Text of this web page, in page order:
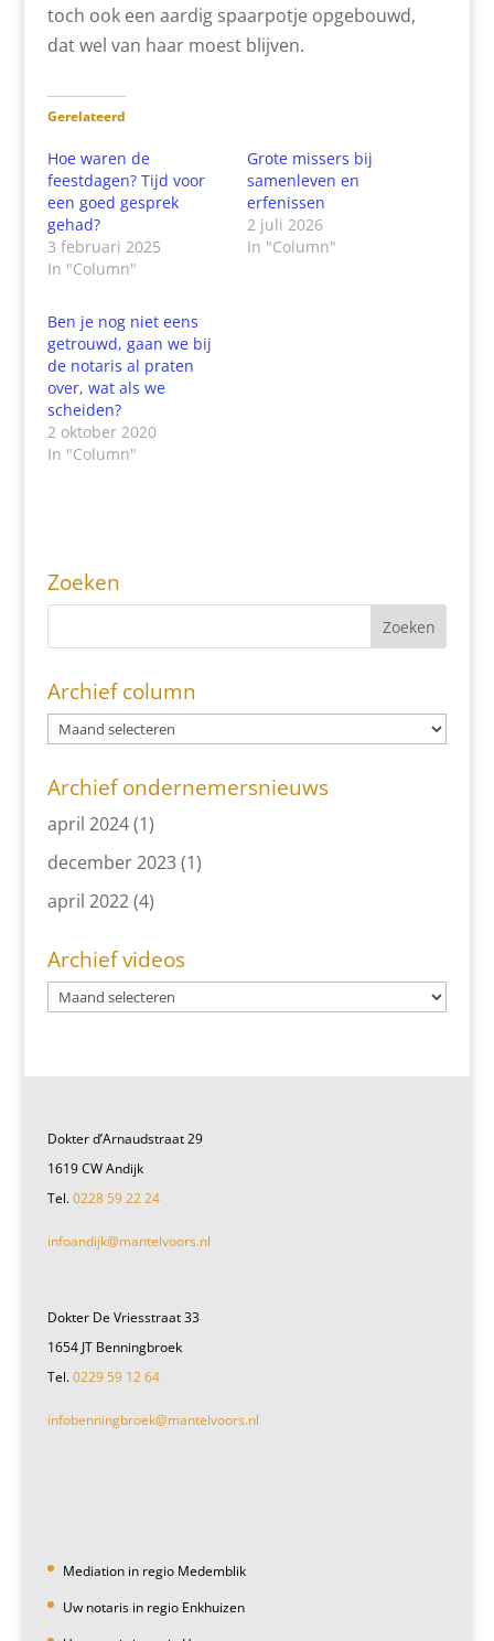
toch ook een aardig spaarpotje opgebouwd,
dat wel van haar moest blijven.
Gerelateerd
Hoe waren de
feestdagen? Tijd voor
een goed gesprek
gehad?
3 februari 2025
In "Column"
Grote missers bij
samenleven en
erfenissen
2 juli 2026
In "Column"
Ben je nog niet eens
getrouwd, gaan we bij
de notaris al praten
over, wat als we
scheiden?
2 oktober 2020
In "Column"
Zoeken
Archief column
Archief ondernemersnieuws
april 2024(1)
december 2023(1)
april 2022(4)
Archief videos
Dokter d’Arnaudstraat 29
1619 CW Andijk
Tel.0228 59 22 24
infoandijk@mantelvoors.nl
Dokter De Vriesstraat 33
1654 JT Benningbroek
Tel.0229 59 12 64
infobenningbroek@mantelvoors.nl
Mediation in regio Medemblik
Uw notaris in regio Enkhuizen